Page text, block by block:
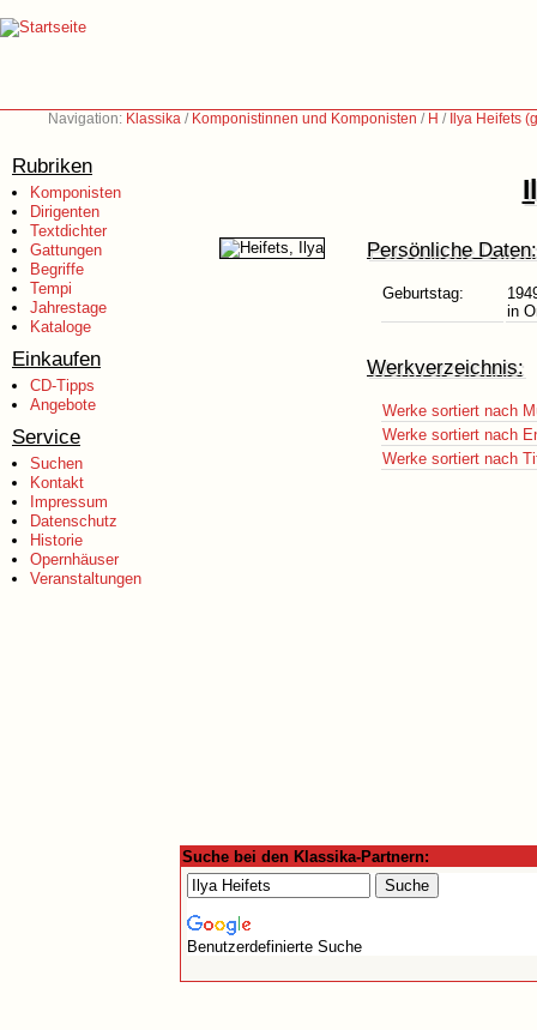
Navigation: Klassika / Komponistinnen und Komponisten / H / Ilya Heifets
Rubriken
Komponisten
Dirigenten
Textdichter
Gattungen
Begriffe
Tempi
Jahrestage
Kataloge
Einkaufen
CD-Tipps
Angebote
Service
Suchen
Kontakt
Impressum
Datenschutz
Historie
Opernhäuser
Veranstaltungen
Persönliche Daten:
Geburtstag:
in
Werkverzeichnis:
Werke sortiert nach
Werke sortiert nach
Werke sortiert nach
Suche bei den Klassika-Partnern:
Benutzerdefinierte Suche